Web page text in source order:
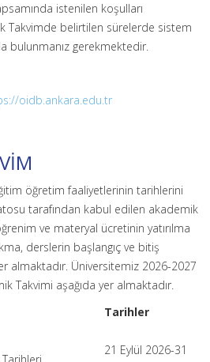
istenilen koşulları
Takvimde belirtilen sürelerde sistem
bulunmanız gerekmektedir.
oidb.ankara.edu.tr
öğretim faaliyetlerinin tarihlerini
tarafından kabul edilen akademik
ve materyal ücretinin yatırılma
derslerin başlangıç ve bitiş
almaktadır. Üniversitemiz 2026-2027
Takvimi aşağıda yer almaktadır.
Tarihler
21 Eylül 2026-31